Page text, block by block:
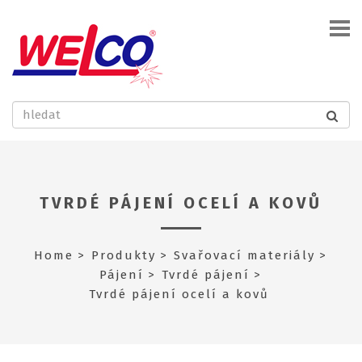
TVRDÉ PÁJENÍ OCELÍ A KOVŮ
Home Produkty
Svařovací materiály
Pájení
Tvrdé pájení
Tvrdé pájení ocelí a kovů